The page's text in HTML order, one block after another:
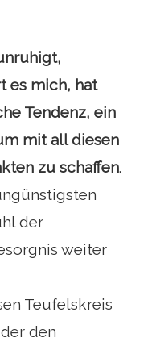
es mich, hat
Tendenz, ein
mit all diesen
zu schaffen.
der
weiter
Teufelskreis
den